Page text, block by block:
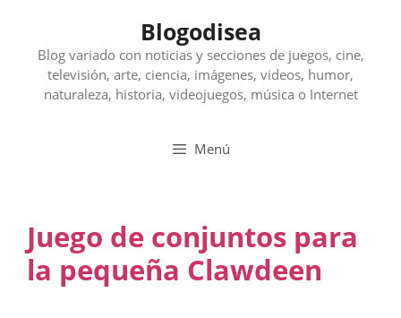
contenido
Blogodisea
Blog variado con noticias y secciones de juegos, cine,
televisión, arte, ciencia, imágenes, videos, humor,
naturaleza, historia, videojuegos, música o Internet
Menú
Juego de conjuntos para
la pequeña Clawdeen